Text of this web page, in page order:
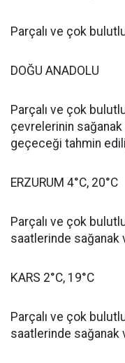
Parçalı ve çok
DOĞU ANADOLU
Parçalı ve çok
çevrelerinin sağanak
geçeceği tahmin
ERZURUM 4°C, 20°C
Parçalı ve çok
saatlerinde sağanak
KARS 2°C, 19°C
Parçalı ve çok
saatlerinde sağanak